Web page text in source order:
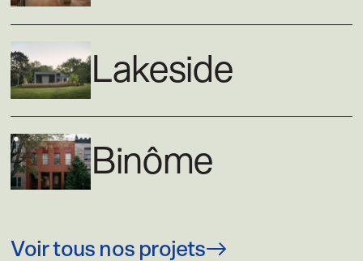
Lakeside
Binôme
Voir tous nos projets